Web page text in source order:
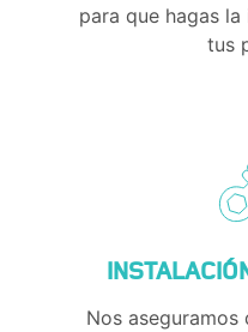
para que hagas
tus
Nos